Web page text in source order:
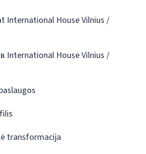
International House Vilnius /
International House Vilnius /
transformacija